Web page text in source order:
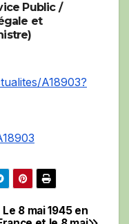
Public /
et
A18903?
Le 8 mai 1945 en